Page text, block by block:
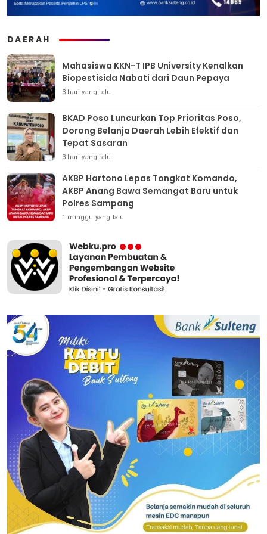
DAERAH
Mahasiswa KKN-T IPB University Kenalkan
Biopestisida Nabati dari Daun Pepaya
3 hari yang lalu
BKAD Poso Luncurkan Top Prioritas Poso,
Dorong Belanja Daerah Lebih Efektif dan
Tepat Sasaran
3 hari yang lalu
AKBP Hartono Lepas Tongkat Komando,
AKBP Anang Bawa Semangat Baru untuk
Polres Sampang
1 minggu yang lalu